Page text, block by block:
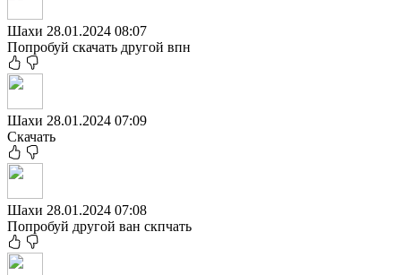
Шахи 28.01.2024 08:07
Попробуй скачать другой впн
Шахи 28.01.2024 07:09
Скачать
Шахи 28.01.2024 07:08
Попробуй другой ван скпчать